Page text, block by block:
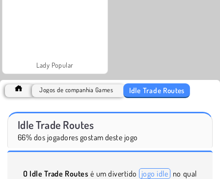
Lady Popular
Jogos de companhia Games Idle Trade Routes
Idle Trade Routes
66% dos jogadores gostam deste jogo
O Idle Trade Routes é um divertido jogo idle no qual